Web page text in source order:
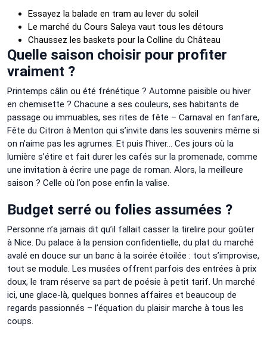
Essayez la balade en tram au lever du soleil
Le marché du Cours Saleya vaut tous les détours
Chaussez les baskets pour la Colline du Château
Quelle saison choisir pour profiter
vraiment ?
Printemps câlin ou été frénétique ? Automne paisible ou hiver
en chemisette ? Chacune a ses couleurs, ses habitants de
passage ou immuables, ses rites de fête – Carnaval en fanfare,
Fête du Citron à Menton qui s’invite dans les souvenirs même si
on n’aime pas les agrumes. Et puis l’hiver… Ces jours où la
lumière s’étire et fait durer les cafés sur la promenade, comme
une invitation à écrire une page de roman. Alors, la meilleure
saison ? Celle où l’on pose enfin la valise.
Budget serré ou folies assumées ?
Personne n’a jamais dit qu’il fallait casser la tirelire pour goûter
à Nice. Du palace à la pension confidentielle, du plat du marché
avalé en douce sur un banc à la soirée étoilée : tout s’improvise,
tout se module. Les musées offrent parfois des entrées à prix
doux, le tram réserve sa part de poésie à petit tarif. Un marché
ici, une glace-là, quelques bonnes affaires et beaucoup de
regards passionnés – l’équation du plaisir marche à tous les
coups.